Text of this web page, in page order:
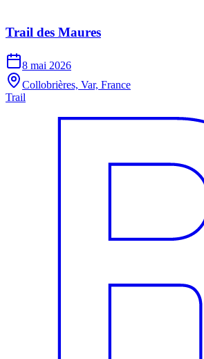
Trail des Maures
8 mai 2026
Collobrières, Var, France
Trail